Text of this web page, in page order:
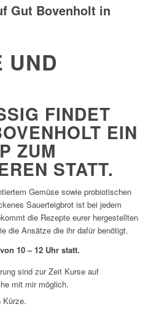
Gut Bovenholt in
UND
FINDET A
EIN W
F
STATT.
Gemüse sowie probiotischen
Sauerteigbrot ist bei jedem
die Rezepte eurer hergestellten
die Ansätze die ihr dafür benötigt.
10 – 12 Uhr statt.
sind zur Zeit Kurse auf
mit mir möglich.
Kürze.